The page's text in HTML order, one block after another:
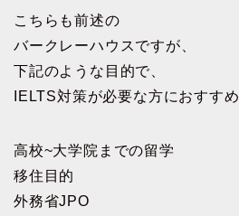
こちらも前述の
バークレーハウスですが、
下記のような目的で、
IELTS対策が必要な方におすすめ
高校~大学院までの留学
移住目的
外務省JPO